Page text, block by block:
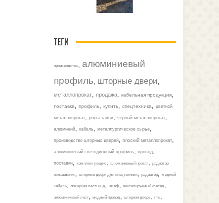
ТЕГИ
производство, алюминиевый
профиль шторные двери
металлопрокат, продажа, кабельная продукция,
поставка профиль, купить, спецтехника
цветной
металлопрокат, рольставни, черный металлопрокат,
алюминий, кабель, металлургическое сырье,
производство шторных дверей, плоский металлопрокат,
алюминиевый светодиодный профиль, провод,
поставки, комплектующие, алюминиевый прокат, радиатор
охлаждения, шторные двери для спецтехники, радиатор, медный
кабель, пожарная лестница, шкаф, вентилируемый фасад
алюминиевый лист, медный провод шторная дверь, птв,